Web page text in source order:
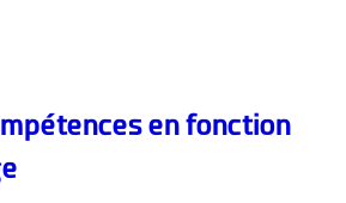
Infra Monitoring
en fonction